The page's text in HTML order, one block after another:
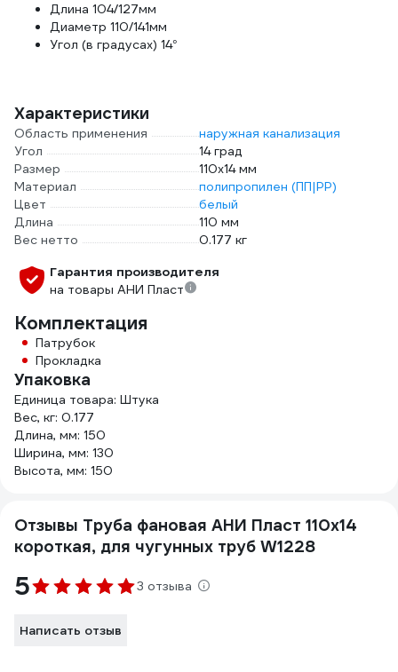
Длина 104/127мм
Диаметр 110/141мм
Угол (в градусах) 14°
Характеристики
Область применения
наружная канализация
Угол
14 град
Размер
110х14 мм
Материал
полипропилен (ПП|PP)
Цвет
белый
Длина
110 мм
Вес нетто
0.177 кг
Гарантия производителя
на товары АНИ Пласт
Комплектация
Патрубок
Прокладка
Упаковка
Единица товара: Штука
Вес, кг: 0.177
Длина, мм: 150
Ширина, мм: 130
Высота, мм: 150
Отзывы Труба фановая АНИ Пласт 110х14
короткая, для чугунных труб W1228
5 3 отзыва
Написать отзыв